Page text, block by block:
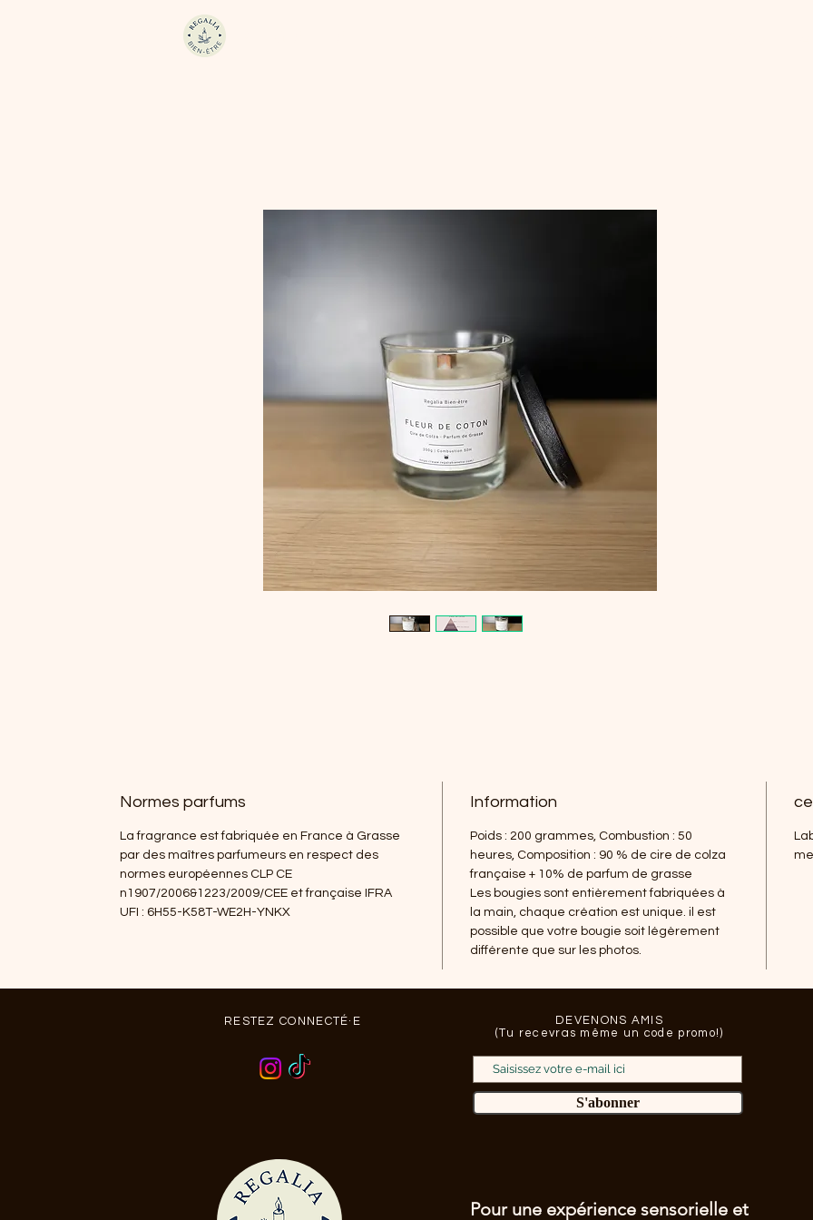
Normes parfums
La fragrance est fabriquée en France à Grasse
par des maîtres parfumeurs en respect des
normes européennes CLP CE
n1907/2006&1223/2009/CEE et française IFRA
UFI : 6H55-K58T-WE2H-YNKX
Information
Poids : 200 grammes, Combustion : 50
heures, Composition : 90 % de cire de colza
française + 10% de parfum de grasse
Les bougies sont entièrement fabriquées à
la main, chaque création est unique. il est
possible que votre bougie soit légèrement
différente que sur les photos.
RESTEZ CONNECTÉ·E
DEVENONS AMIS
(Tu recevras même un code promo!)
S'abonner
Pour une expérience sensorielle et